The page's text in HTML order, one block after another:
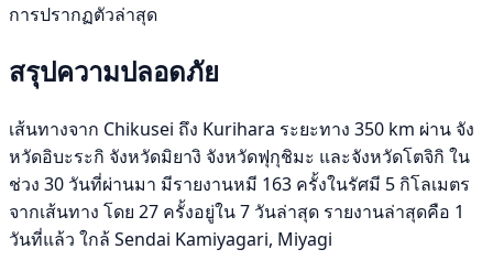
การปรากฏตัวล่าสุด
สรุปความปลอดภัย
เส้นทางจาก Chikusei ถึง Kurihara ระยะทาง 350 km ผ่าน จัง
หวัดอิบะระกิ จังหวัดมิยางิ จังหวัดฟุกุชิมะ และจังหวัดโตจิกิ ใน
ช่วง 30 วันที่ผ่านมา มีรายงานหมี 163 ครั้งในรัศมี 5 กิโลเมตร
จากเส้นทาง โดย 27 ครั้งอยู่ใน 7 วันล่าสุด รายงานล่าสุดคือ 1
วันที่แล้ว ใกล้ Sendai Kamiyagari, Miyagi